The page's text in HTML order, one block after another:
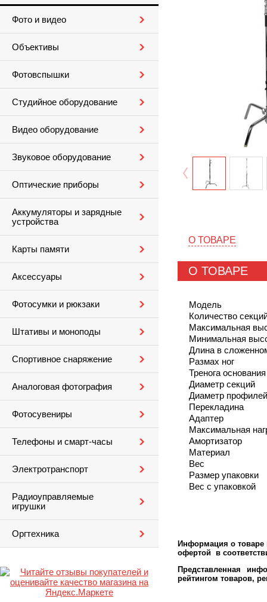
Фото и видео
Объективы
Фотовспышки
Студийное оборудование
Видео оборудование
Звуковое оборудование
Оптические приборы
Аккумуляторы и зарядные
устройства
Карты памяти
Аксессуары
Фотосумки и рюкзаки
Штативы и моноподы
Спортивное снаряжение
Аналоговая фотография
Фотосувениры
Телефоны и смарт-часы
Электротранспорт
Радиоуправляемые
игрушки
Оргтехника
О ТОВАРЕ
О ТОВАРЕ
Модель
Количество
Максимальная
Минимальная
Длина в
Размах ног
Тренога основания
Диаметр секций
Диаметр
Перекладина
Адаптер
Максимальная
Амортизатор
Материал
Вес
Размер упаковки
Вес с упаковкой
Информация о товаре
офертой в
Представленная
рейтингом товаров,